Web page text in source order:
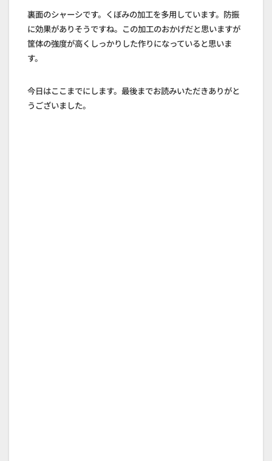
裏面のシャーシです。くぼみの加工を多用しています。防振
に効果がありそうですね。この加工のおかげだと思いますが
筐体の強度が高くしっかりした作りになっていると思いま
す。
今日はここまでにします。最後までお読みいただきありがと
うございました。